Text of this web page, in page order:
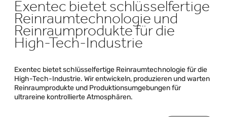
Exentec bietet schlüsselfertige
Reinraumtechnologie und
Reinraumprodukte für die
High-Tech-Industrie
Exentec bietet schlüsselfertige Reinraumtechnologie für die
High-Tech-Industrie. Wir entwickeln, produzieren und warten
Reinraumprodukte und Produktionsumgebungen für
ultrareine kontrollierte Atmosphären.